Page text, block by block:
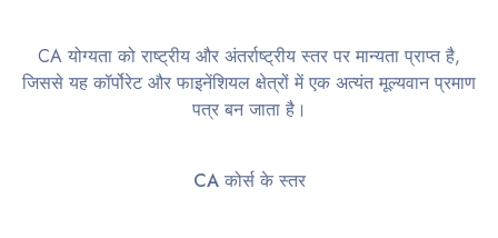
CA योग्यता को राष्ट्रीय और अंतर्राष्ट्रीय स्तर पर मान्यता प्राप्त है,
जिससे यह कॉर्पोरेट और फाइनेंशियल क्षेत्रों में एक अत्यंत मूल्यवान प्रमाण
पत्र बन जाता है।
CA कोर्स के स्तर